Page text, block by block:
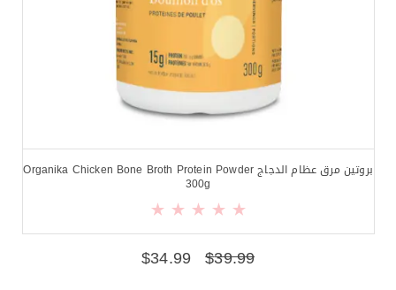
بروتين مرق عظام الدجاج Organika Chicken Bone Broth Protein Powder
300g
$39.99
$34.99